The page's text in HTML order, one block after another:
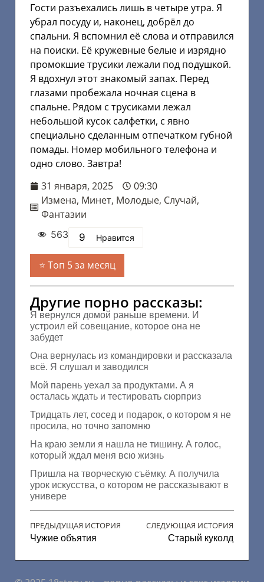
Гости разъехались лишь в четыре утра. Я
убрал посуду и, наконец, добрёл до
спальни. Я вспомнил её слова и отправился
на поиски. Её кружевные белые и изрядно
промокшие трусики лежали под подушкой.
Я вдохнул этот знакомый запах. Перед
глазами пробежала ночная сцена в
спальне. Рядом с трусиками лежал
небольшой кусок салфетки, с явно
специально сделанным отпечатком губной
помады. Номер мобильного телефона и
одно слово. Завтра!
31 января, 2025
09:30
Измена, Минет, Молодые, Случай,
Фантазии
563 9 Нравится
Топ 5 за месяц
Другие порно рассказы:
Я вернулся домой раньше времени. И
устроил ей совещание, которое она не
забудет
Она вернулась из командировки и рассказала
всё. Я слушал и заводился
Мой парень уехал за продуктами. А я
осталась ждать и тестировать сюрприз
Тридцать лет, сосед и подарок, о котором я не
просила, но точно запомню
На краю земли я нашла не тишину. А голос,
который ждал меня всю жизнь
Пришла на творческую съёмку. А получила
урок искусства, о котором не рассказывают в
универе
ПРЕДЫДУЩАЯ ИСТОРИЯ
Чужие объятия
СЛЕДУЮЩАЯ ИСТОРИЯ
Старый куколд